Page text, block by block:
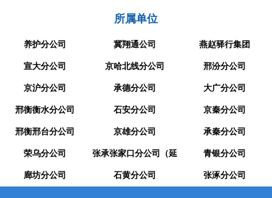
所属单位
养护分公司 冀翔通公司 燕赵驿行集团
宣大分公司 京哈北线分公司 邢汾分公司
京沪分公司 承德分公司 大广分公司
邢衡衡水分公司 石安分公司 京秦分公司
邢衡邢台分公司 京雄分公司 承秦分公司
荣乌分公司 张承张家口分公司（延
崇分公司）
青银分公司
廊坊分公司 石黄分公司 张涿分公司